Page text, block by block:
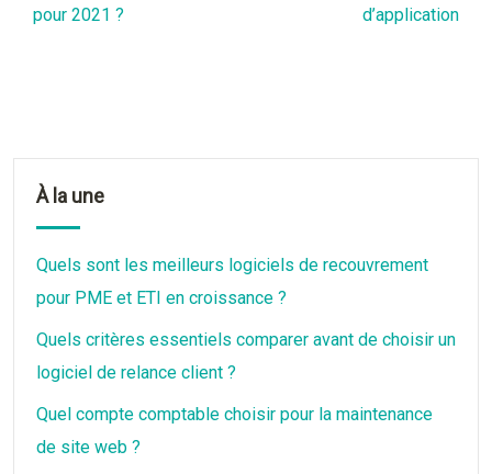
pour 2021 ?
d’application
À la une
Quels sont les meilleurs logiciels de recouvrement
pour PME et ETI en croissance ?
Quels critères essentiels comparer avant de choisir un
logiciel de relance client ?
Quel compte comptable choisir pour la maintenance
de site web ?